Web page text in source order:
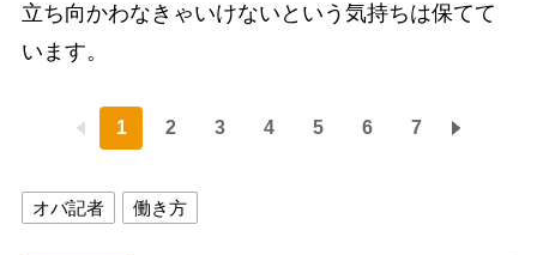
立ち向かわなきゃいけないという気持ちは保てて
います。
1 2 3 4 5 6 7
オバ記者 働き方